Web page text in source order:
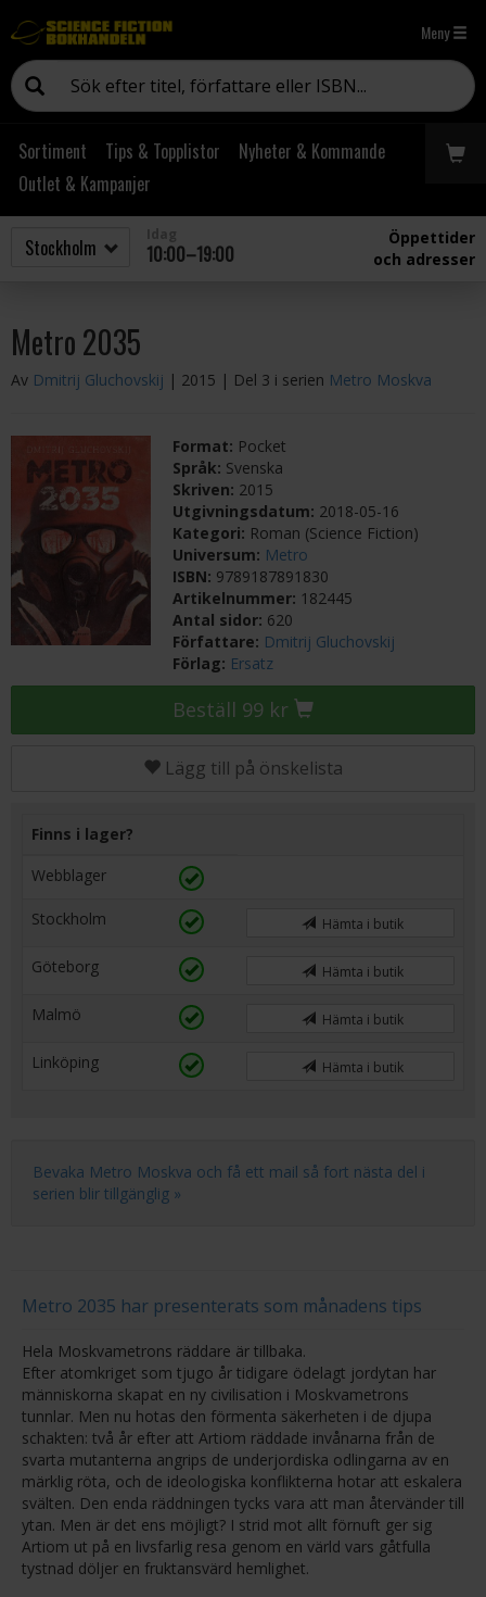
Meny
Sortiment Tips & Topplistor
Nyheter & Kommande
Outlet & Kampanjer
10:00–19:00
Öppettider
och adresser
Metro 2035
Av Dmitrij Gluchovskij | 2015 | Del 3 i serien Metro Moskva
Format: Pocket
Språk: Svenska
Skriven: 2015
Utgivningsdatum: 2018-05-16
Kategori: Roman (Science Fiction)
Universum: Metro
ISBN: 9789187891830
Artikelnummer: 182445
Antal sidor: 620
Författare: Dmitrij Gluchovskij
Förlag: Ersatz
Beställ 99 kr
Lägg till på önskelista
Finns i lager?
Webblager
Stockholm Hämta i butik
Göteborg Hämta i butik
Malmö Hämta i butik
Linköping Hämta i butik
Bevaka Metro Moskva och få ett mail så fort nästa del i
serien blir tillgänglig »
Metro 2035 har presenterats som månadens tips
Hela Moskvametrons räddare är tillbaka.
Efter atomkriget som tjugo år tidigare ödelagt jordytan har
människorna skapat en ny civilisation i Moskvametrons
tunnlar. Men nu hotas den förmenta säkerheten i de djupa
schakten: två år efter att Artiom räddade invånarna från de
svarta mutanterna angrips de underjordiska odlingarna av en
märklig röta, och de ideologiska konflikterna hotar att eskalera
svälten. Den enda räddningen tycks vara att man återvänder till
ytan. Men är det ens möjligt? I strid mot allt förnuft ger sig
Artiom ut på en livsfarlig resa genom en värld vars gåtfulla
tystnad döljer en fruktansvärd hemlighet.